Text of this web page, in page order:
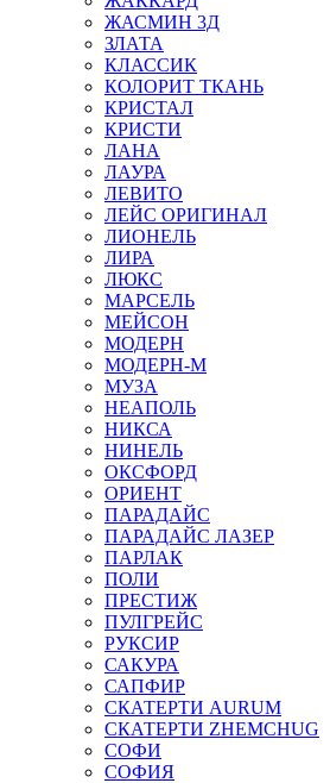
ЖАСМИН 3Д
ЗЛАТА
КЛАССИК
КОЛОРИТ ТКАНЬ
КРИСТАЛ
КРИСТИ
ЛАНА
ЛАУРА
ЛЕВИТО
ЛЕЙС ОРИГИНАЛ
ЛИОНЕЛЬ
ЛИРА
ЛЮКС
МАРСЕЛЬ
МЕЙСОН
МОДЕРН
МОДЕРН-М
МУЗА
НЕАПОЛЬ
НИКСА
НИНЕЛЬ
ОКСФОРД
ОРИЕНТ
ПАРАДАЙС
ПАРАДАЙС ЛАЗЕР
ПАРЛАК
ПОЛИ
ПРЕСТИЖ
ПУЛГРЕЙС
РУКСИР
САКУРА
САПФИР
СКАТЕРТИ AURUM
СКАТЕРТИ ZHEMCHUG
СОФИ
СОФИЯ